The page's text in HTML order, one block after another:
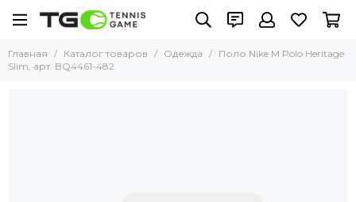
Главная Каталог товаров Одежда
Поло Nike M Polo Heritage
Slim, арт. BQ4461-482